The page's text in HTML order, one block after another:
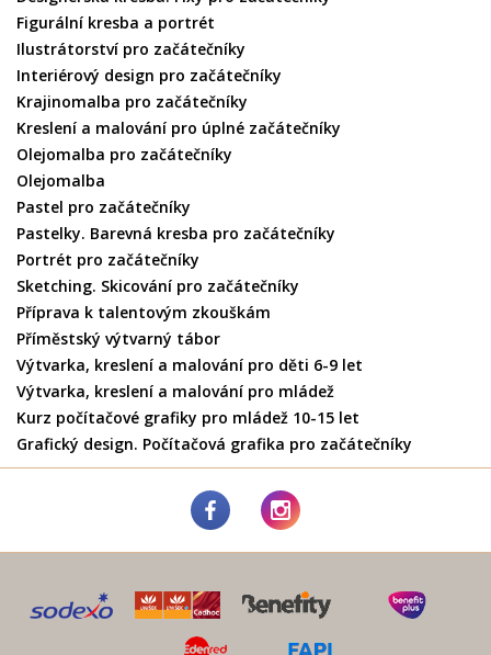
Figurální kresba a portrét
Ilustrátorství pro začátečníky
Interiérový design pro začátečníky
Krajinomalba pro začátečníky
Kreslení a malování pro úplné začátečníky
Olejomalba pro začátečníky
Olejomalba
Pastel pro začátečníky
Pastelky. Barevná kresba pro začátečníky
Portrét pro začátečníky
Sketching. Skicování pro začátečníky
Příprava k talentovým zkouškám
Příměstský výtvarný tábor
Výtvarka, kreslení a malování pro děti 6-9 let
Výtvarka, kreslení a malování pro mládež
Kurz počítačové grafiky pro mládež 10-15 let
Grafický design. Počítačová grafika pro začátečníky